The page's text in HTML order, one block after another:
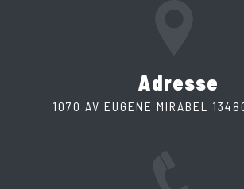
Adresse
1070 AV EUGENE MIRABEL